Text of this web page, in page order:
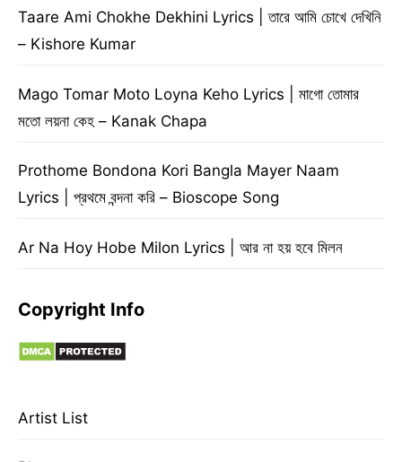
Taare Ami Chokhe Dekhini Lyrics | তারে আমি চোখে দেখিনি
– Kishore Kumar
Mago Tomar Moto Loyna Keho Lyrics | মাগো তোমার
মতো লয়না কেহ – Kanak Chapa
Prothome Bondona Kori Bangla Mayer Naam
Lyrics | প্রথমে বন্দনা করি – Bioscope Song
Ar Na Hoy Hobe Milon Lyrics | আর না হয় হবে মিলন
Copyright Info
Artist List